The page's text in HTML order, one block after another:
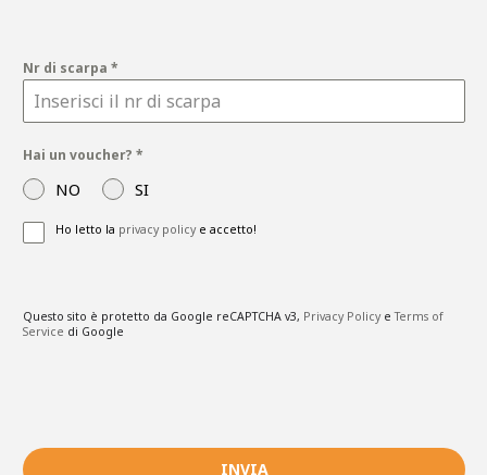
Nr di scarpa *
Hai un voucher? *
NO SI
Ho letto la privacy policye accetto!
Questo sito è protetto da Google reCAPTCHA v3, Privacy PolicyeTerms of
Service di Google
INVIA